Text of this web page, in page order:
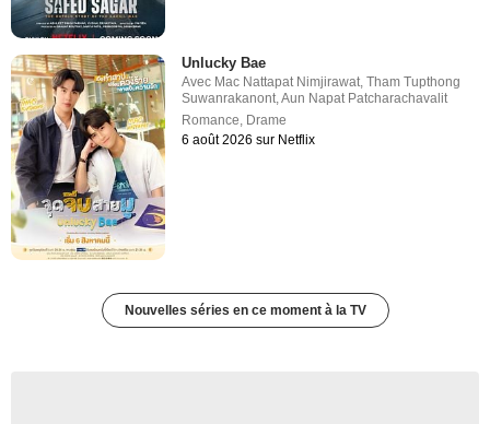
Unlucky Bae
Avec Mac Nattapat Nimjirawat,Tham Tupthong
Suwanrakanont,Aun Napat Patcharachavalit
Romance, Drame
6 août 2026 sur Netflix
Nouvelles séries en ce moment à la TV